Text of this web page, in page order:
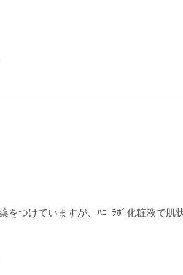
つけていますが、ﾊﾆｰﾗﾎﾞ化粧液で肌